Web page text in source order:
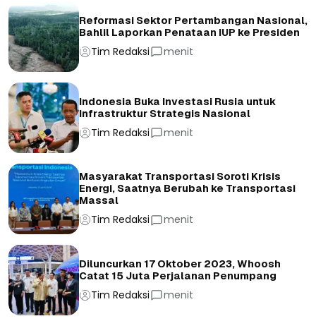
Reformasi Sektor Pertambangan Nasional,
Bahlil Laporkan Penataan IUP ke Presiden
Tim Redaksi menit
Indonesia Buka Investasi Rusia untuk
Infrastruktur Strategis Nasional
Tim Redaksi menit
Masyarakat Transportasi Soroti Krisis
Energi, Saatnya Berubah ke Transportasi
Massal
Tim Redaksi menit
Diluncurkan 17 Oktober 2023, Whoosh
Catat 15 Juta Perjalanan Penumpang
Tim Redaksi menit